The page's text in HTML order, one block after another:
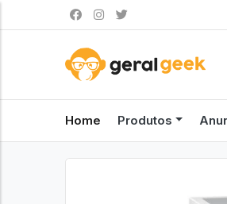
Home Produtos